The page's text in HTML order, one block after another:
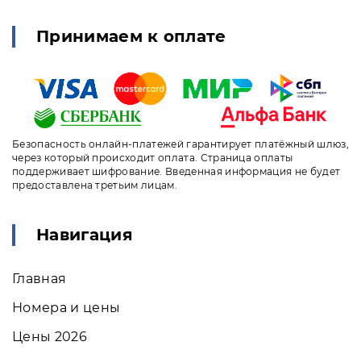
Принимаем к оплате
Безопасность онлайн-платежей гарантирует платёжный шлюз,
через который происходит оплата. Страница оплаты
поддерживает шифрование. Введенная информация не будет
предоставлена третьим лицам.
Навигация
Главная
Номера и цены
Цены 2026